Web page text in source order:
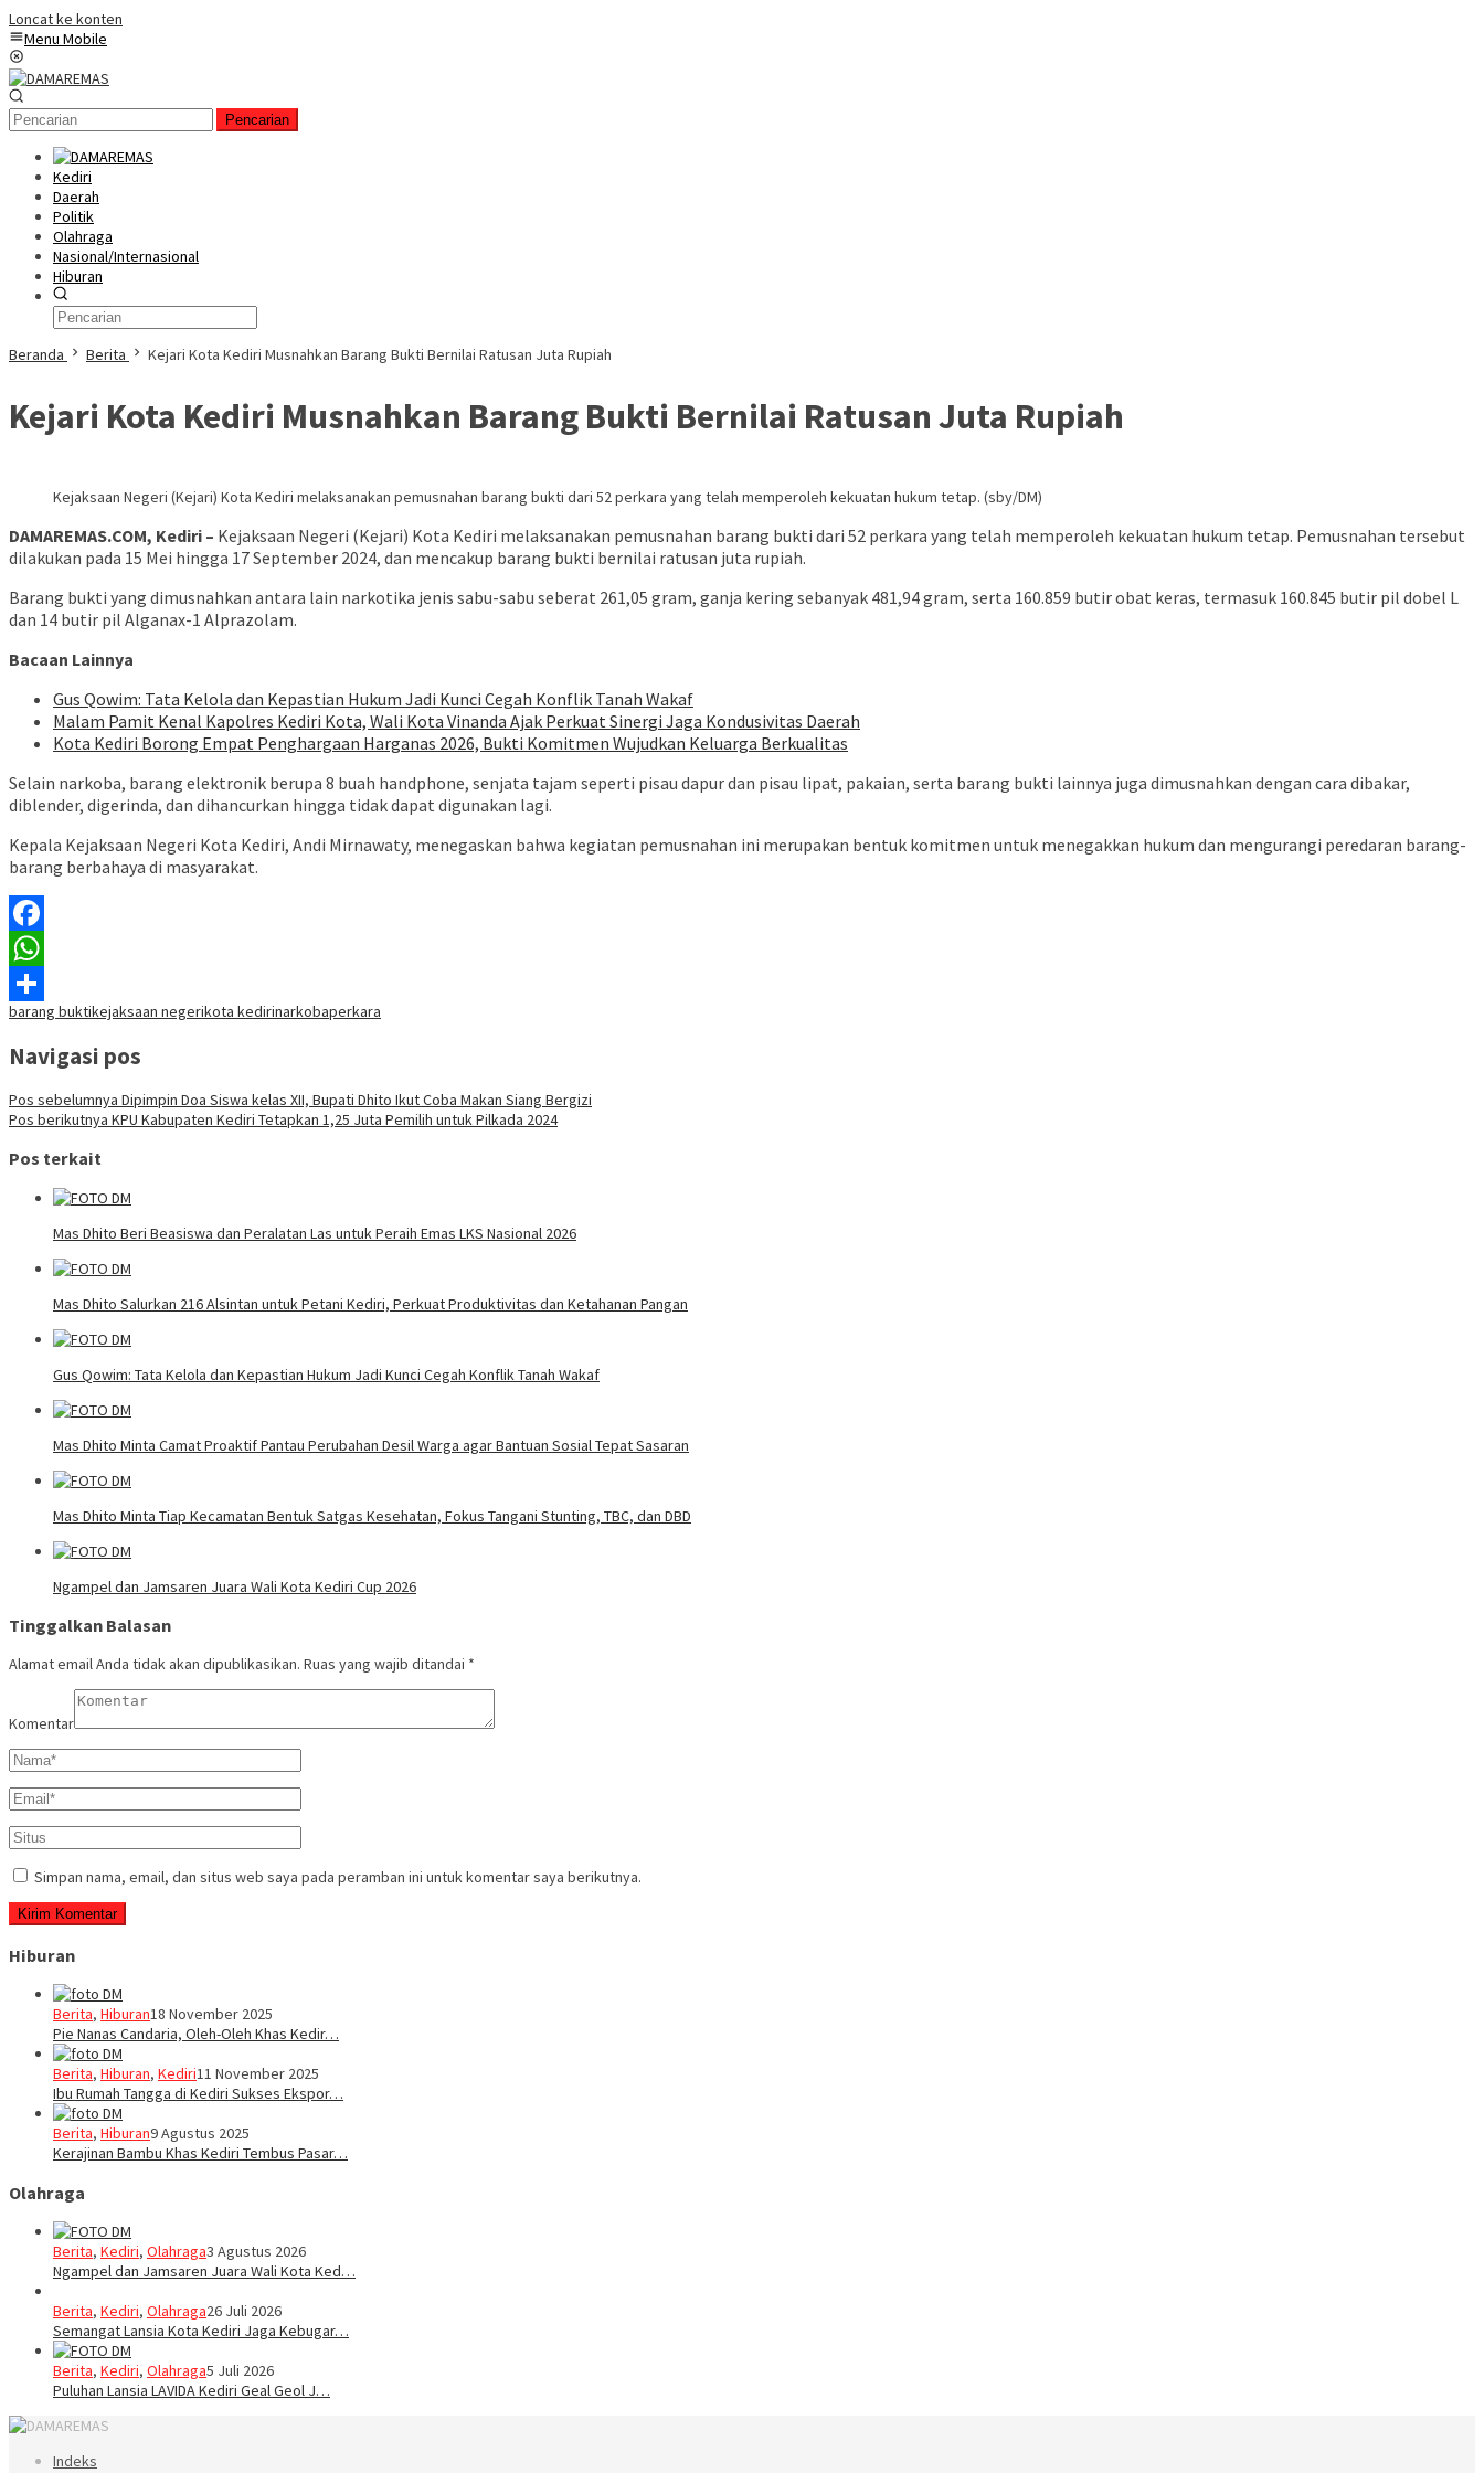
Loncat ke konten
Menu Mobile
Pencarian
Kediri
Daerah
Politik
Olahraga
Nasional/Internasional
Hiburan
Beranda Berita Kejari Kota Kediri Musnahkan Barang Bukti Bernilai Ratusan Juta Rupiah
Kejari Kota Kediri Musnahkan Barang Bukti Bernilai Ratusan Juta Rupiah
Kejaksaan Negeri (Kejari) Kota Kediri melaksanakan pemusnahan barang bukti dari 52 perkara yang telah memperoleh kekuatan hukum tetap. (sby/DM)
DAMAREMAS.COM, Kediri – Kejaksaan Negeri (Kejari) Kota Kediri melaksanakan pemusnahan barang bukti dari 52 perkara yang telah memperoleh kekuatan hukum tetap. Pemusnahan tersebut
dilakukan pada 15 Mei hingga 17 September 2024, dan mencakup barang bukti bernilai ratusan juta rupiah.
Barang bukti yang dimusnahkan antara lain narkotika jenis sabu-sabu seberat 261,05 gram, ganja kering sebanyak 481,94 gram, serta 160.859 butir obat keras, termasuk 160.845 butir pil dobel L
dan 14 butir pil Alganax-1 Alprazolam.
Bacaan Lainnya
Gus Qowim: Tata Kelola dan Kepastian Hukum Jadi Kunci Cegah Konflik Tanah Wakaf
Malam Pamit Kenal Kapolres Kediri Kota, Wali Kota Vinanda Ajak Perkuat Sinergi Jaga Kondusivitas Daerah
Kota Kediri Borong Empat Penghargaan Harganas 2026, Bukti Komitmen Wujudkan Keluarga Berkualitas
Selain narkoba, barang elektronik berupa 8 buah handphone, senjata tajam seperti pisau dapur dan pisau lipat, pakaian, serta barang bukti lainnya juga dimusnahkan dengan cara dibakar,
diblender, digerinda, dan dihancurkan hingga tidak dapat digunakan lagi.
Kepala Kejaksaan Negeri Kota Kediri, Andi Mirnawaty, menegaskan bahwa kegiatan pemusnahan ini merupakan bentuk komitmen untuk menegakkan hukum dan mengurangi peredaran barang-
barang berbahaya di masyarakat.
Facebook
WhatsApp
Share
barang buktikejaksaan negerikota kedirinarkobaperkara
Navigasi pos
Pos sebelumnya Dipimpin Doa Siswa kelas XII, Bupati Dhito Ikut Coba Makan Siang Bergizi
Pos berikutnya KPU Kabupaten Kediri Tetapkan 1,25 Juta Pemilih untuk Pilkada 2024
Pos terkait
Mas Dhito Beri Beasiswa dan Peralatan Las untuk Peraih Emas LKS Nasional 2026
Mas Dhito Salurkan 216 Alsintan untuk Petani Kediri, Perkuat Produktivitas dan Ketahanan Pangan
Gus Qowim: Tata Kelola dan Kepastian Hukum Jadi Kunci Cegah Konflik Tanah Wakaf
Mas Dhito Minta Camat Proaktif Pantau Perubahan Desil Warga agar Bantuan Sosial Tepat Sasaran
Mas Dhito Minta Tiap Kecamatan Bentuk Satgas Kesehatan, Fokus Tangani Stunting, TBC, dan DBD
Ngampel dan Jamsaren Juara Wali Kota Kediri Cup 2026
Tinggalkan Balasan
Alamat email Anda tidak akan dipublikasikan. Ruas yang wajib ditandai *
Komentar
Simpan nama, email, dan situs web saya pada peramban ini untuk komentar saya berikutnya.
Hiburan
Berita, Hiburan18 November 2025
Pie Nanas Candaria, Oleh-Oleh Khas Kedir…
Berita, Hiburan, Kediri11 November 2025
Ibu Rumah Tangga di Kediri Sukses Ekspor…
Berita, Hiburan9 Agustus 2025
Kerajinan Bambu Khas Kediri Tembus Pasar…
Olahraga
Berita, Kediri, Olahraga3 Agustus 2026
Ngampel dan Jamsaren Juara Wali Kota Ked…
Berita, Kediri, Olahraga26 Juli 2026
Semangat Lansia Kota Kediri Jaga Kebugar…
Berita, Kediri, Olahraga5 Juli 2026
Puluhan Lansia LAVIDA Kediri Geal Geol J…
Indeks